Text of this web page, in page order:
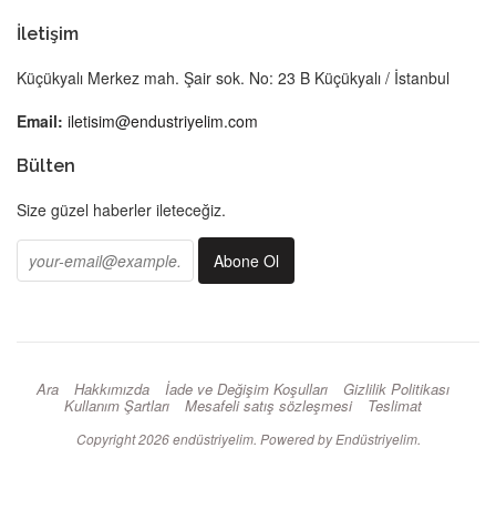
İletişim
Küçükyalı Merkez mah. Şair sok. No: 23 B Küçükyalı / İstanbul
Email: iletisim@endustriyelim.com
Bülten
Size güzel haberler ileteceğiz.
Ara Hakkımızda İade ve Değişim Koşulları Gizlilik Politikası
Kullanım Şartları Mesafeli satış sözleşmesi Teslimat
Copyright 2026endüstriyelim. Powered by Endüstriyelim.